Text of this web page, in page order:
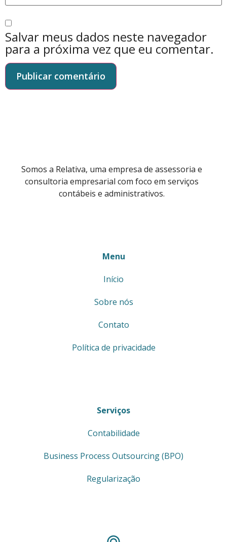
Salvar meus dados neste navegador
para a próxima vez que eu comentar.
Somos a Relativa, uma empresa de assessoria e
consultoria empresarial com foco em serviços
contábeis e administrativos.
Menu
Início
Sobre nós
Contato
Política de privacidade
Serviços
Contabilidade
Business Process Outsourcing (BPO)
Regularização